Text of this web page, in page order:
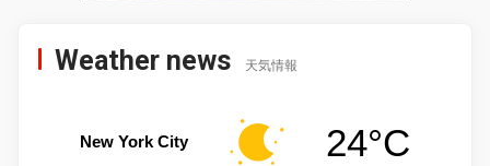
Weather news 天気情報
New York City 24°C